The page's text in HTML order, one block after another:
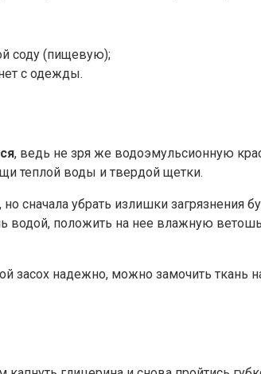
соду (пищевую);
с одежды.
, ведь не зря же водоэмульсионную
теплой воды и твердой щетки.
сначала убрать излишки загрязнения
водой, положить на нее влажную
засох надежно, можно замочить ткань